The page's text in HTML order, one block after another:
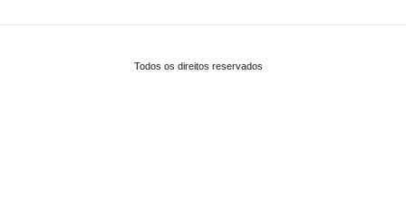
Todos os direitos reservados